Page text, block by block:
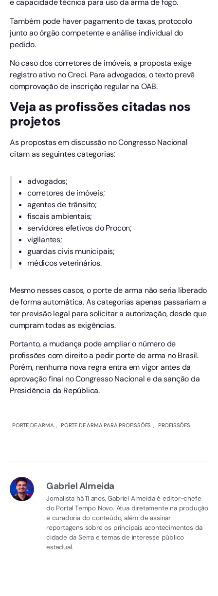
e capacidade técnica para uso da arma de fogo.
Também pode haver pagamento de taxas, protocolo
junto ao órgão competente e análise individual do
pedido.
No caso dos corretores de imóveis, a proposta exige
registro ativo no Creci. Para advogados, o texto prevê
comprovação de inscrição regular na OAB.
Veja as profissões citadas nos
projetos
As propostas em discussão no Congresso Nacional
citam as seguintes categorias:
advogados;
corretores de imóveis;
agentes de trânsito;
fiscais ambientais;
servidores efetivos do Procon;
vigilantes;
guardas civis municipais;
médicos veterinários.
Mesmo nesses casos, o porte de arma não seria liberado
de forma automática. As categorias apenas passariam a
ter previsão legal para solicitar a autorização, desde que
cumpram todas as exigências.
Portanto, a mudança pode ampliar o número de
profissões com direito a pedir porte de arma no Brasil.
Porém, nenhuma nova regra entra em vigor antes da
aprovação final no Congresso Nacional e da sanção da
Presidência da República.
PORTE DE ARMA , PORTE DE ARMA PARA PROFISSÕES , PROFISSÕES
Gabriel Almeida
Jornalista há 11 anos, Gabriel Almeida é editor-chefe
do Portal Tempo Novo. Atua diretamente na produção
e curadoria do conteúdo, além de assinar
reportagens sobre os principais acontecimentos da
cidade da Serra e temas de interesse público
estadual.